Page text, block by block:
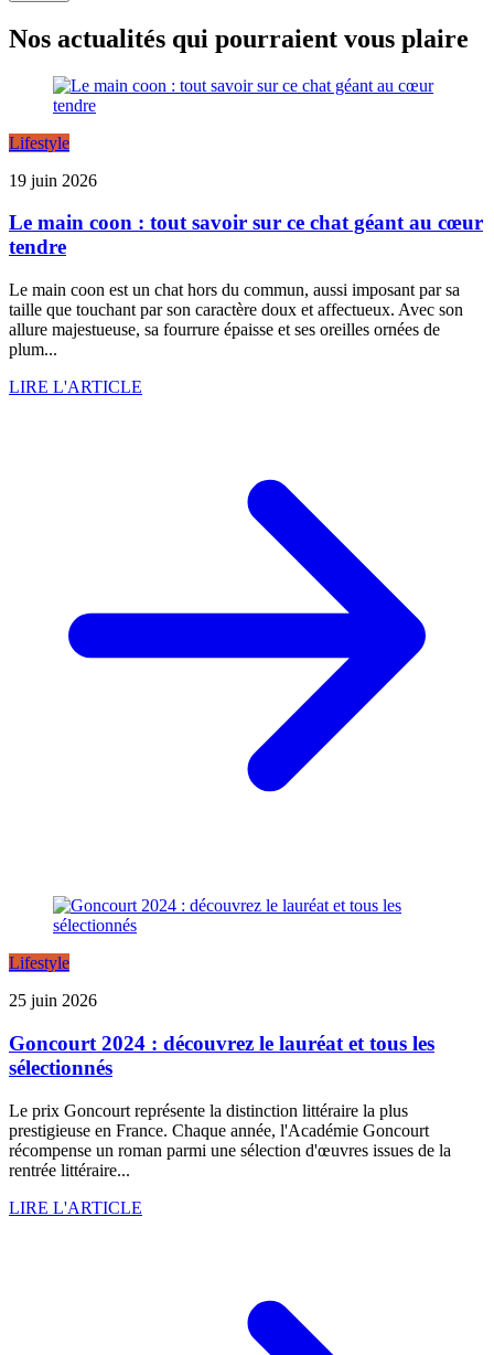
Nos actualités qui pourraient vous plaire
Lifestyle
19 juin 2026
Le main coon : tout savoir sur ce chat géant au cœur
tendre
Le main coon est un chat hors du commun, aussi imposant par sa
taille que touchant par son caractère doux et affectueux. Avec son
allure majestueuse, sa fourrure épaisse et ses oreilles ornées de
plum...
LIRE L'ARTICLE
Lifestyle
25 juin 2026
Goncourt 2024 : découvrez le lauréat et tous les
sélectionnés
Le prix Goncourt représente la distinction littéraire la plus
prestigieuse en France. Chaque année, l'Académie Goncourt
récompense un roman parmi une sélection d'œuvres issues de la
rentrée littéraire...
LIRE L'ARTICLE